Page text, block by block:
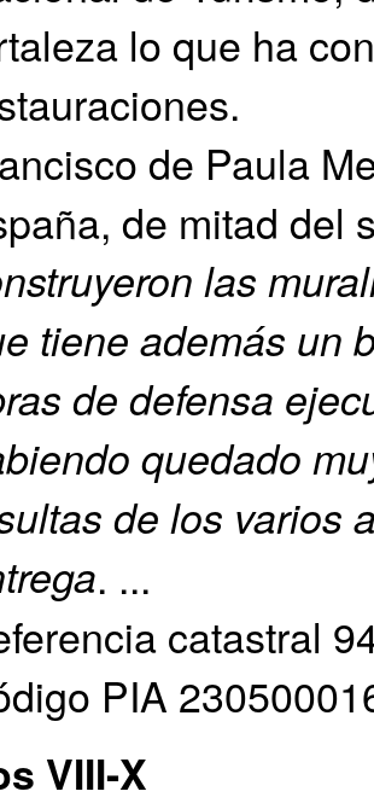
lo que ha
de Paula
de mitad del
las
tiene además un
de defensa
quedado
de los varios
. ...
catastral
PIA
VIII-X